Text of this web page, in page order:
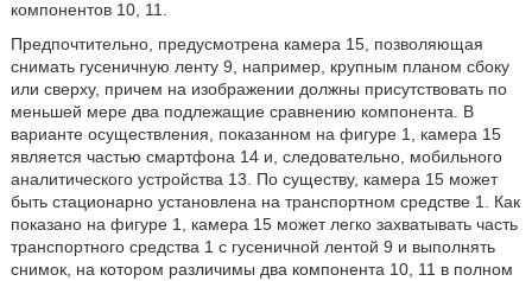
компонентов 10, 11.
Предпочтительно, предусмотрена камера 15, позволяющая
снимать гусеничную ленту 9, например, крупным планом сбоку
или сверху, причем на изображении должны присутствовать по
меньшей мере два подлежащие сравнению компонента. В
варианте осуществления, показанном на фигуре 1, камера 15
является частью смартфона 14 и, следовательно, мобильного
аналитического устройства 13. По существу, камера 15 может
быть стационарно установлена на транспортном средстве 1. Как
показано на фигуре 1, камера 15 может легко захватывать часть
транспортного средства 1 с гусеничной лентой 9 и выполнять
снимок, на котором различимы два компонента 10, 11 в полном